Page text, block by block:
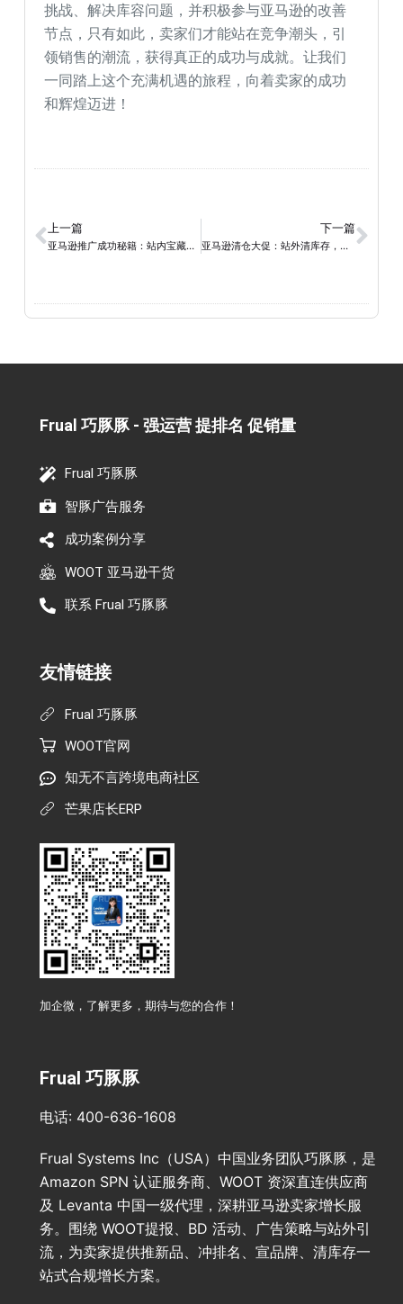
挑战、解决库容问题，并积极参与亚马逊的改善
节点，只有如此，卖家们才能站在竞争潮头，引
领销售的潮流，获得真正的成功与成就。让我们
一同踏上这个充满机遇的旅程，向着卖家的成功
和辉煌迈进！
上一篇
亚马逊推广成功秘籍：站内宝藏、站外拓荒、掌握推广技巧，成就销售王者！
下一篇
亚马逊清仓大促：站外清库存，助力销量飞跃
Frual 巧豚豚 - 强运营 提排名 促销量​
Frual 巧豚豚
智豚广告服务
成功案例分享
WOOT 亚马逊干货
联系 Frual 巧豚豚
友情链接
Frual 巧豚豚
WOOT官网
知无不言跨境电商社区
芒果店长ERP
加企微，了解更多，期待与您的合作！
Frual 巧豚豚
电话: 400-636-1608
Frual Systems Inc（USA）中国业务团队巧豚豚，是
Amazon SPN 认证服务商、WOOT 资深直连供应商
及 Levanta 中国一级代理，深耕亚马逊卖家增长服
务。围绕 WOOT提报、BD 活动、广告策略与站外引
流，为卖家提供推新品、冲排名、宣品牌、清库存一
站式合规增长方案。